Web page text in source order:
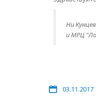
Ни
и МРЦ
03.11.2017